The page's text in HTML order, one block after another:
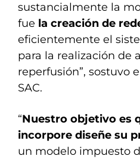
sustancialmente la
fue la creación de
eficientemente el
para la realización de
reperfusión”, sostuvo
SAC.
“Nuestro objetivo es
incorpore diseñe su
un modelo impuesto